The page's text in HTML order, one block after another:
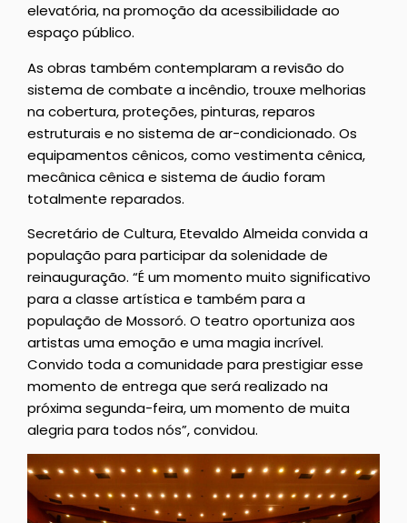
elevatória, na promoção da acessibilidade ao
espaço público.
As obras também contemplaram a revisão do
sistema de combate a incêndio, trouxe melhorias
na cobertura, proteções, pinturas, reparos
estruturais e no sistema de ar-condicionado. Os
equipamentos cênicos, como vestimenta cênica,
mecânica cênica e sistema de áudio foram
totalmente reparados.
Secretário de Cultura, Etevaldo Almeida convida a
população para participar da solenidade de
reinauguração. “É um momento muito significativo
para a classe artística e também para a
população de Mossoró. O teatro oportuniza aos
artistas uma emoção e uma magia incrível.
Convido toda a comunidade para prestigiar esse
momento de entrega que será realizado na
próxima segunda-feira, um momento de muita
alegria para todos nós”, convidou.